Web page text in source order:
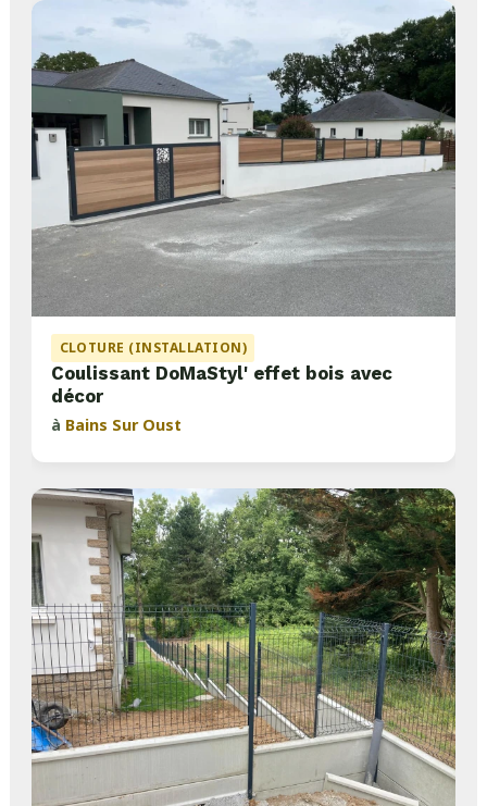
CLOTURE (INSTALLATION)
Coulissant DoMaStyl' effet bois avec
décor
à Bains Sur Oust